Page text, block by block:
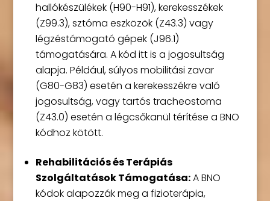
hallókészülékek (H90-H91), kerekesszékek
(Z99.3), sztóma eszközök (Z43.3) vagy
légzéstámogató gépek (J96.1)
támogatására. A kód itt is a jogosultság
alapja. Például, súlyos mobilitási zavar
(G80-G83) esetén a kerekesszékre való
jogosultság, vagy tartós tracheostoma
(Z43.0) esetén a légcsőkanül térítése a BNO
kódhoz kötött.
Rehabilitációs és Terápiás
Szolgáltatások Támogatása:A BNO
kódok alapozzák meg a fizioterápia,